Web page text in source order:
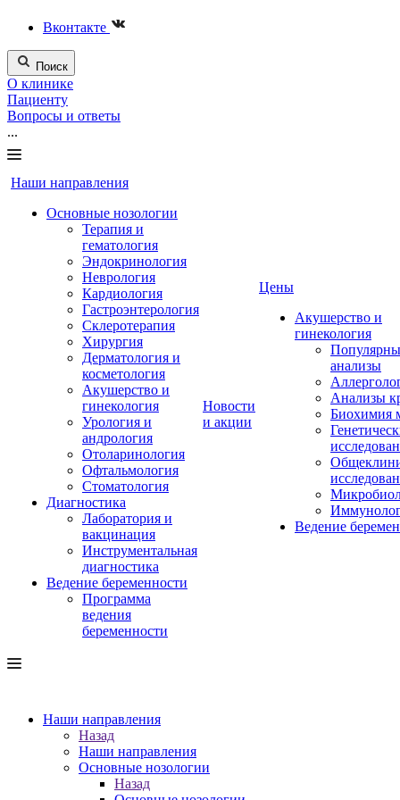
Вконтакте
Поиск
О клинике
Пациенту
Вопросы и ответы
...
Наши направления
Основные нозологии
Терапия и
гематология
Эндокринология
Неврология
Кардиология
Гастроэнтерология
Склеротерапия
Хирургия
Дерматология и
косметология
Акушерство и
гинекология
Урология и
андрология
Отоларинология
Офтальмология
Стоматология
Диагностика
Лаборатория и
вакцинация
Инструментальная
диагностика
Ведение беременности
Программа
ведения
беременности
Новости
и акции
Цены
Акушерство и
гинекология
анализы
Анализы
Биохимия
Ведение
Наши направления
Назад
Наши направления
Основные нозологии
Назад